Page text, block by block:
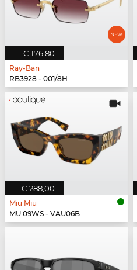
€ 176,80
Ray-Ban
RB3928 - 001/8H
€ 288,00
Miu Miu
MU 09WS - VAU06B